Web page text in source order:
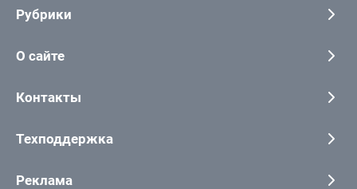
Рубрики
О сайте
Контакты
Техподдержка
Реклама